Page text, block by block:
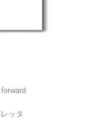
ッタ